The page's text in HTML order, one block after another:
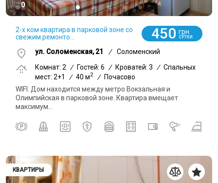
0
2-х ком квартира в парковой зоне со
свежим ремонто...
450 грн
СУТКИ
ул. Соломенская, 21 /
Соломенский
Комнат: 2
/ Гостей: 6 / Кроватей: 3 / Спальных
мест: 2+1
/ 40 м2 / Почасово
WIFI. Дом находится между метро Вокзальная и
Олимпийская в парковой зоне. Квартира вмещает
максимум...
КВАРТИРЫ